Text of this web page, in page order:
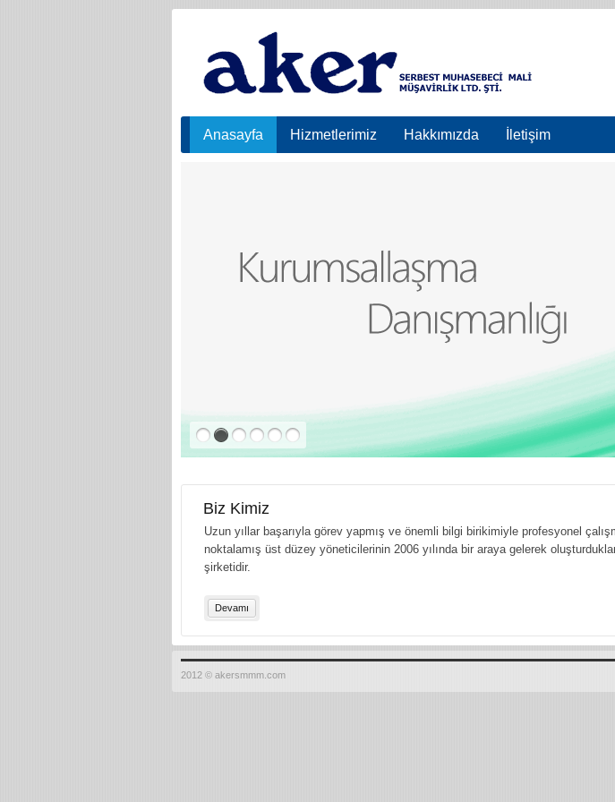
Anasayfa Hizmetlerimiz Hakkımızda İletişim
Biz Kimiz
Uzun yıllar başarıyla görev yapmış ve önemli bilgi birikimiyle profesyonel
noktalamış üst düzey yöneticilerinin 2006 yılında bir araya gelerek
şirketidir.
Devamı
2012 © akersmmm.com